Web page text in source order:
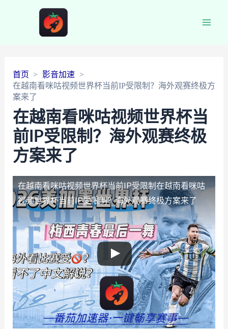
首页
影音加速
在越南看咪咕视频世界杯当前IP受限制？海外观赛终极方
案来了
在越南看咪咕视频世界杯当
前IP受限制？海外观赛终极
方案来了
在越南看咪咕视频世界杯当前IP受限制 在越南看咪咕
视频世界杯当前IP受限制？海外观赛终极方案来了